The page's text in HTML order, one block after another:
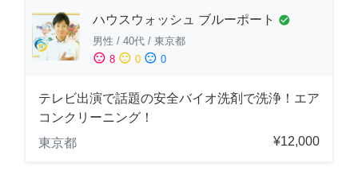
ハウスウォッシュ ブルーポート check_circle
男性 / 40代 / 東京都
sentiment_satisfied 8 sentiment_neutral 0 sentiment_dissatisfied 0
テレビ出演で話題の安全バイオ洗剤で洗浄！エア
コンクリーニング！
東京都
¥12,000